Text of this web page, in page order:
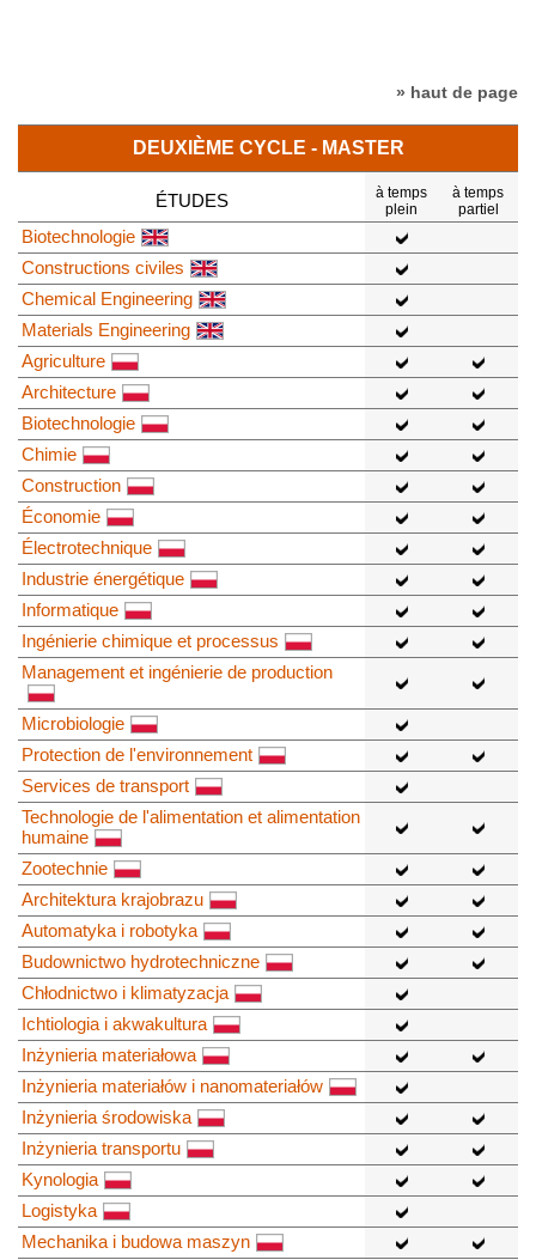
» haut de page
DEUXIÈME CYCLE - MASTER
ÉTUDES
à temps
plein
à temps
partiel
Biotechnologie
Constructions civiles
Chemical Engineering
Materials Engineering
Agriculture
Architecture
Biotechnologie
Chimie
Construction
Économie
Électrotechnique
Industrie énergétique
Informatique
Ingénierie chimique et processus
Management et ingénierie de production
Microbiologie
Protection de l'environnement
Services de transport
Technologie de l'alimentation et alimentation
humaine
Zootechnie
Architektura krajobrazu
Automatyka i robotyka
Budownictwo hydrotechniczne
Chłodnictwo i klimatyzacja
Ichtiologia i akwakultura
Inżynieria materiałowa
Inżynieria materiałów i nanomateriałów
Inżynieria środowiska
Inżynieria transportu
Kynologia
Logistyka
Mechanika i budowa maszyn